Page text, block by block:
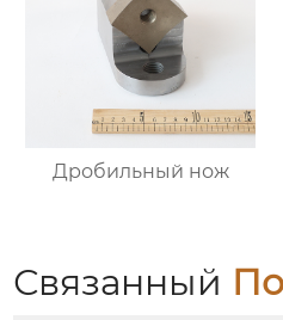
Дробильный нож
Связанный